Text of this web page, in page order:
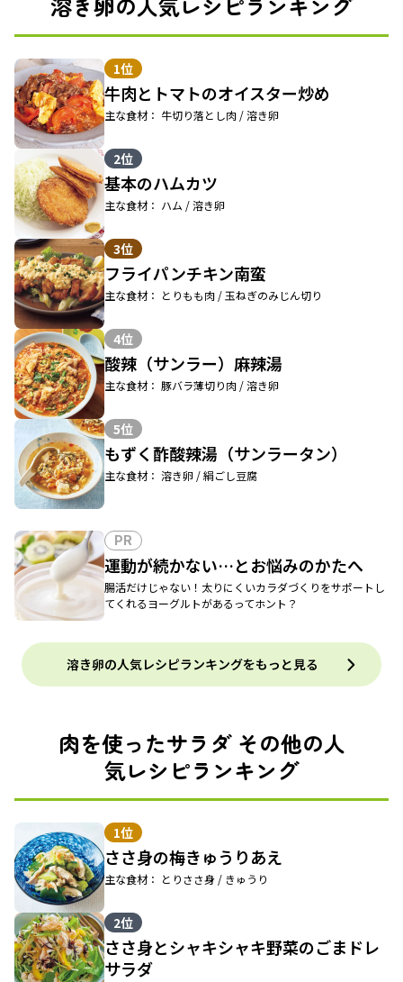
1位
牛肉とトマトのオイスター炒め
主な食材： 牛切り落とし肉 / 溶き卵
2位
基本のハムカツ
主な食材： ハム / 溶き卵
3位
フライパンチキン南蛮
主な食材： とりもも肉 / 玉ねぎのみじん切り
4位
酸辣（サンラー）麻辣湯
主な食材： 豚バラ薄切り肉 / 溶き卵
5位
もずく酢酸辣湯（サンラータン）
主な食材： 溶き卵 / 絹ごし豆腐
PR
運動が続かない…とお悩みのかたへ
腸活だけじゃない！太りにくいカラダづくりをサポートし
てくれるヨーグルトがあるってホント？
溶き卵の人気レシピランキングをもっと見る
肉を使ったサラダ その他の人
気レシピランキング
1位
ささ身の梅きゅうりあえ
主な食材： とりささ身 / きゅうり
2位
ささ身とシャキシャキ野菜のごまドレ
サラダ